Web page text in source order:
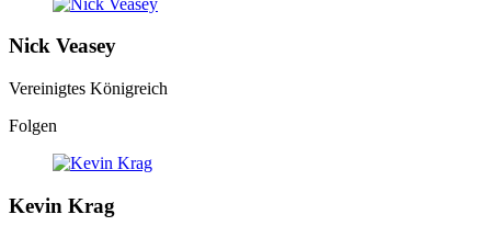
Nick Veasey
Vereinigtes Königreich
Folgen
Kevin Krag